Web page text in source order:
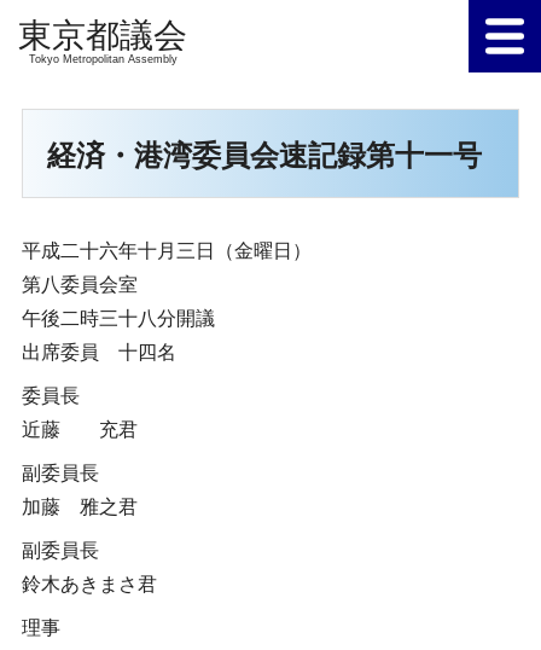
Tokyo Metropolitan Assembly
経済・港湾委員会速記録第十一号
平成二十六年十月三日（金曜日）
第八委員会室
午後二時三十八分開議
出席委員 十四名
委員長
近藤 充君
副委員長
加藤 雅之君
副委員長
鈴木あきまさ君
理事